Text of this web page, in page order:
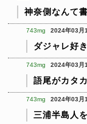
神奈側なんて
743mg 2024年03月
ダジャレ好
743mg 2024年03月
語尾がカタ
743mg 2024年03月
三浦半島人